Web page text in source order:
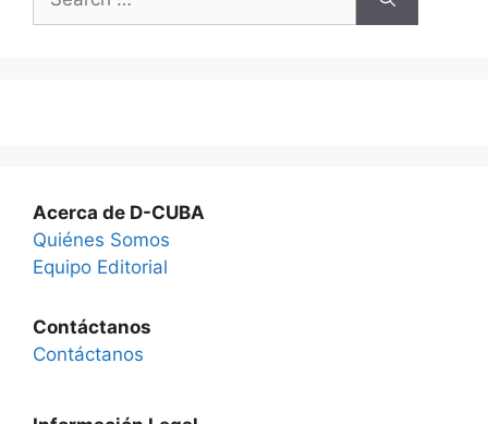
for:
Acerca de D-CUBA
Quiénes Somos
Equipo Editorial
Contáctanos
Contáctanos